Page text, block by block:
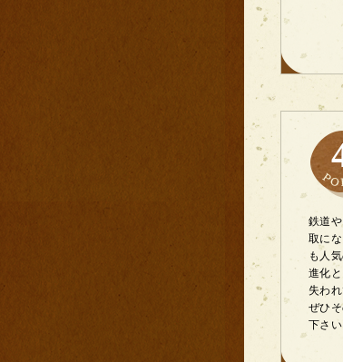
鉄道
取に
も人
進化
失わ
ぜひ
下さい